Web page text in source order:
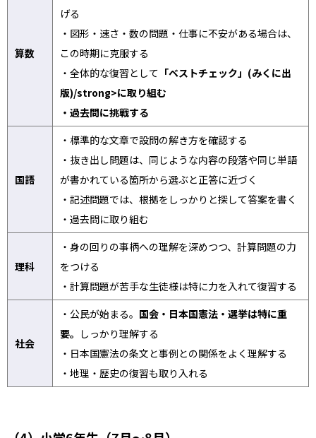
算数
げる
・図形・速さ・数の問題・仕事に不安がある場合は、
この時期に克服する
・全体的な復習として 「ベストチェック」(みくに出
版)/strong>に取り組む
・ 過去問に挑戦する
国語
・標準的な文章で設問の解き方を確認する
・抜き出し問題は、同じような内容の段落や同じ単語
が書かれている箇所から選ぶと正答に近づく
・記述問題では、根拠をしっかりと探して答案を書く
・過去問に取り組む
理科
・身の回りの事柄への理解を深めつつ、計算問題の力
をつける
・計算問題が苦手な生徒様は特に力を入れて復習する
社会
・公民が始まる。 国会・日本国憲法・選挙は特に重
要。 しっかり理解する
・日本国憲法の条文と事例との関係をよく理解する
・地理・歴史の復習も取り入れる